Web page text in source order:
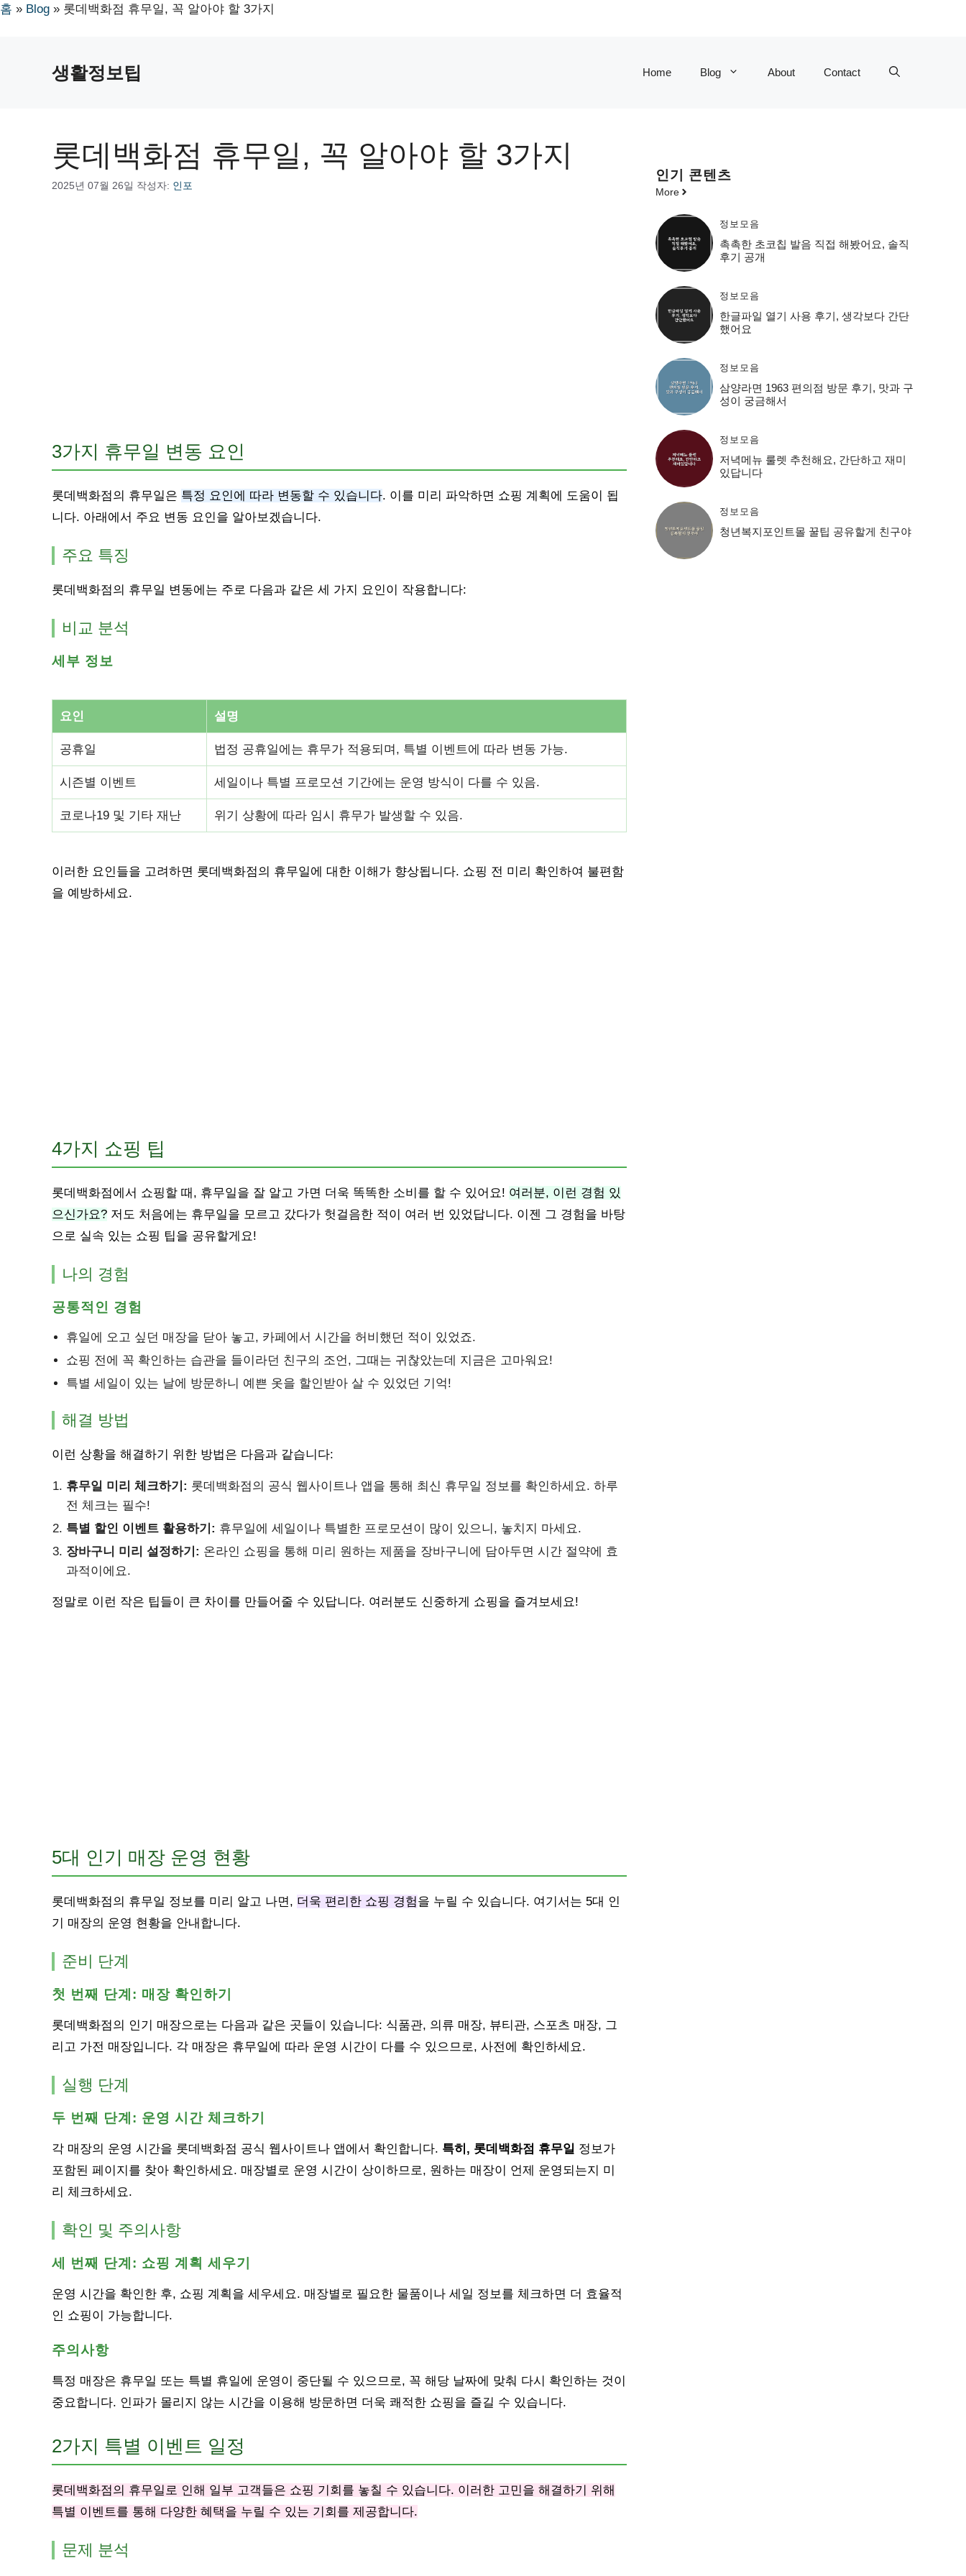
홈 » Blog » 롯데백화점 휴무일, 꼭 알아야 할 3가지
생활정보팁 Home Blog About Contact
롯데백화점 휴무일, 꼭 알아야 할 3가지
2025년 07월 26일 작성자: 인포
3가지 휴무일 변동 요인
롯데백화점의 휴무일은 특정 요인에 따라 변동할 수 있습니다. 이를 미리 파악하면 쇼핑 계획에 도움이 됩
니다. 아래에서 주요 변동 요인을 알아보겠습니다.
주요 특징
롯데백화점의 휴무일 변동에는 주로 다음과 같은 세 가지 요인이 작용합니다:
비교 분석
세부 정보
요인 설명
공휴일 법정 공휴일에는 휴무가 적용되며, 특별 이벤트에 따라 변동 가능.
시즌별 이벤트 세일이나 특별 프로모션 기간에는 운영 방식이 다를 수 있음.
코로나19 및 기타 재난 위기 상황에 따라 임시 휴무가 발생할 수 있음.
이러한 요인들을 고려하면 롯데백화점의 휴무일에 대한 이해가 향상됩니다. 쇼핑 전 미리 확인하여 불편함
을 예방하세요.
4가지 쇼핑 팁
롯데백화점에서 쇼핑할 때, 휴무일을 잘 알고 가면 더욱 똑똑한 소비를 할 수 있어요! 여러분, 이런 경험 있
으신가요? 저도 처음에는 휴무일을 모르고 갔다가 헛걸음한 적이 여러 번 있었답니다. 이젠 그 경험을 바탕
으로 실속 있는 쇼핑 팁을 공유할게요!
나의 경험
공통적인 경험
휴일에 오고 싶던 매장을 닫아 놓고, 카페에서 시간을 허비했던 적이 있었죠.
쇼핑 전에 꼭 확인하는 습관을 들이라던 친구의 조언, 그때는 귀찮았는데 지금은 고마워요!
특별 세일이 있는 날에 방문하니 예쁜 옷을 할인받아 살 수 있었던 기억!
해결 방법
이런 상황을 해결하기 위한 방법은 다음과 같습니다:
휴무일 미리 체크하기: 롯데백화점의 공식 웹사이트나 앱을 통해 최신 휴무일 정보를 확인하세요. 하루
전 체크는 필수!
특별 할인 이벤트 활용하기: 휴무일에 세일이나 특별한 프로모션이 많이 있으니, 놓치지 마세요.
장바구니 미리 설정하기: 온라인 쇼핑을 통해 미리 원하는 제품을 장바구니에 담아두면 시간 절약에 효
과적이에요.
정말로 이런 작은 팁들이 큰 차이를 만들어줄 수 있답니다. 여러분도 신중하게 쇼핑을 즐겨보세요!
5대 인기 매장 운영 현황
롯데백화점의 휴무일 정보를 미리 알고 나면, 더욱 편리한 쇼핑 경험을 누릴 수 있습니다. 여기서는 5대 인
기 매장의 운영 현황을 안내합니다.
준비 단계
첫 번째 단계: 매장 확인하기
롯데백화점의 인기 매장으로는 다음과 같은 곳들이 있습니다: 식품관, 의류 매장, 뷰티관, 스포츠 매장, 그
리고 가전 매장입니다. 각 매장은 휴무일에 따라 운영 시간이 다를 수 있으므로, 사전에 확인하세요.
실행 단계
두 번째 단계: 운영 시간 체크하기
각 매장의 운영 시간을 롯데백화점 공식 웹사이트나 앱에서 확인합니다. 특히, 롯데백화점 휴무일 정보가
포함된 페이지를 찾아 확인하세요. 매장별로 운영 시간이 상이하므로, 원하는 매장이 언제 운영되는지 미
리 체크하세요.
확인 및 주의사항
세 번째 단계: 쇼핑 계획 세우기
운영 시간을 확인한 후, 쇼핑 계획을 세우세요. 매장별로 필요한 물품이나 세일 정보를 체크하면 더 효율적
인 쇼핑이 가능합니다.
주의사항
특정 매장은 휴무일 또는 특별 휴일에 운영이 중단될 수 있으므로, 꼭 해당 날짜에 맞춰 다시 확인하는 것이
중요합니다. 인파가 몰리지 않는 시간을 이용해 방문하면 더욱 쾌적한 쇼핑을 즐길 수 있습니다.
2가지 특별 이벤트 일정
롯데백화점의 휴무일로 인해 일부 고객들은 쇼핑 기회를 놓칠 수 있습니다. 이러한 고민을 해결하기 위해
특별 이벤트를 통해 다양한 혜택을 누릴 수 있는 기회를 제공합니다.
문제 분석
인기 콘텐츠
More
정보모음
촉촉한 초코칩 발음 직접 해봤어요, 솔직
후기 공개
정보모음
한글파일 열기 사용 후기, 생각보다 간단
했어요
정보모음
삼양라면 1963 편의점 방문 후기, 맛과 구
성이 궁금해서
정보모음
저녁메뉴 룰렛 추천해요, 간단하고 재미
있답니다
정보모음
청년복지포인트몰 꿀팁 공유할게 친구야